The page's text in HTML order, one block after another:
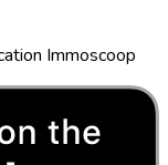
Immoscoop